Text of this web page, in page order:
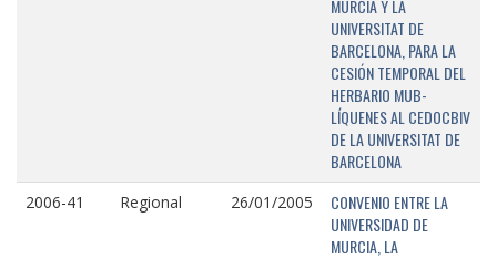
MURCIA Y LA
UNIVERSITAT DE
BARCELONA, PARA LA
CESIÓN TEMPORAL DEL
HERBARIO MUB-
LÍQUENES AL CEDOCBIV
DE LA UNIVERSITAT DE
BARCELONA
2006-41 Regional 26/01/2005
CONVENIO ENTRE LA
UNIVERSIDAD DE
MURCIA, LA